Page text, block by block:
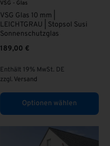
VSG - Glas
VSG Glas 10 mm |
LEICHTGRAU | Stopsol Susi
Sonnenschutzglas
189,00 €
Enthält 19% MwSt. DE
zzgl. Versand
Optionen wählen